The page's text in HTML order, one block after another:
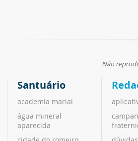
Não
Santuário
academia marial
água mineral
aparecida